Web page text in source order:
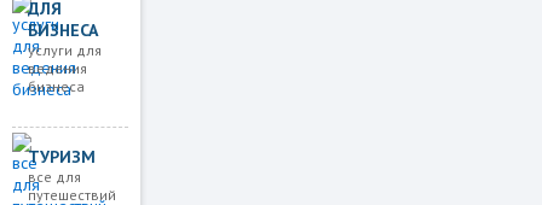
ДЛЯ
БИЗНЕСА
услуги для
ведения
бизнеса
ТУРИЗМ
все для
путешествий